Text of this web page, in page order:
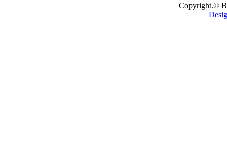
Copyright.©